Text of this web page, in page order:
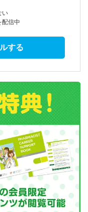
い
配信中
する